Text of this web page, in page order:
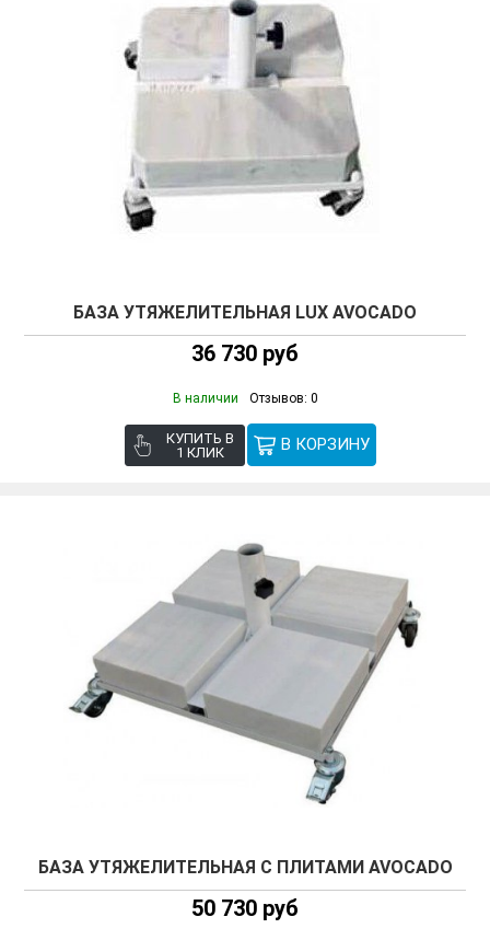
БАЗА УТЯЖЕЛИТЕЛЬНАЯ LUX AVOCADO
36 730 руб
В наличии Отзывов: 0
КУПИТЬ В
1 КЛИК
БАЗА УТЯЖЕЛИТЕЛЬНАЯ С ПЛИТАМИ AVOCADO
50 730 руб